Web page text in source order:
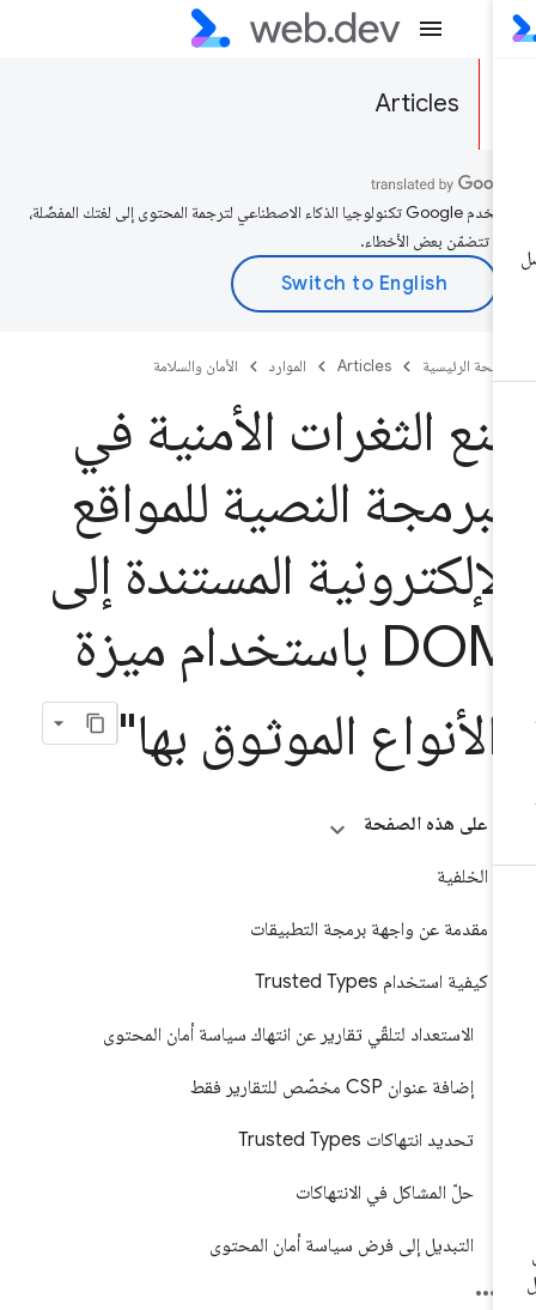
Articles
تستخدم Google تكنولوجيا الذكاء الاصطناعي لترجمة المحتوى إلى لغتك المفضّلة،
تتضمّن بعض الأخطاء.
الرئيسية Articles الموارد الأمان والسلامة
الثغرات الأمنية في
النصية للمواقع
المستندة إلى
DOM باستخدام ميزة
الموثوق بها"
على هذه الصفحة
الخلفية
مقدمة عن واجهة برمجة التطبيقات
كيفية استخدام Trusted Types
الاستعداد لتلقّي تقارير عن انتهاك سياسة أمان المحتوى
إضافة عنوان CSP مخصّص للتقارير فقط
تحديد انتهاكات Trusted Types
حلّ المشاكل في الانتهاكات
التبديل إلى فرض سياسة أمان المحتوى